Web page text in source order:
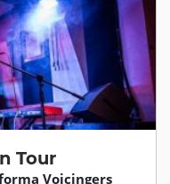
Tour
Voicingers